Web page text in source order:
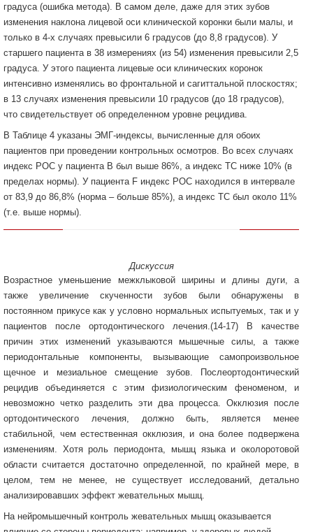
градуса (ошибка метода). В самом деле, даже для этих зубов
изменения наклона лицевой оси клинической коронки были малы, и
только в 4-х случаях превысили 6 градусов (до 8,8 градусов). У
старшего пациента в 38 измерениях (из 54) изменения превысили 2,5
градуса. У этого пациента лицевые оси клинических коронок
интенсивно изменялись во фронтальной и сагиттальной плоскостях;
в 13 случаях изменения превысили 10 градусов (до 18 градусов),
что свидетельствует об определенном уровне рецидива.
В Таблице 4 указаны ЭМГ-индексы, вычисленные для обоих
пациентов при проведении контрольных осмотров. Во всех случаях
индекс POC у пациента B был выше 86%, а индекс TC ниже 10% (в
пределах нормы). У пациента F индекс POC находился в интервале
от 83,9 до 86,8% (норма – больше 85%), а индекс TC был около 11%
(т.е. выше нормы).
Дискуссия
Возрастное уменьшение межклыковой ширины и длины дуги, а
также увеличение скученности зубов были обнаружены в
постоянном прикусе как у условно нормальных испытуемых, так и у
пациентов после ортодонтического лечения.(14-17) В качестве
причин этих изменений указываются мышечные силы, а также
периодонтальные компоненты, вызывающие самопроизвольное
щечное и мезиальное смещение зубов. Послеортодонтический
рецидив объединяется с этим физиологическим феноменом, и
невозможно четко разделить эти два процесса. Окклюзия после
ортодонтического лечения, должно быть, является менее
стабильной, чем естественная окклюзия, и она более подвержена
изменениям. Хотя роль периодонта, мышц языка и околоротовой
области считается достаточно определенной, по крайней мере, в
целом, тем не менее, не существует исследований, детально
анализировавших эффект жевательных мышц.
На нейромышечный контроль жевательных мышц оказывается